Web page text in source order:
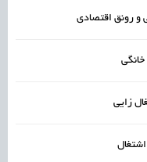
و رونق اقتصادی
زایی